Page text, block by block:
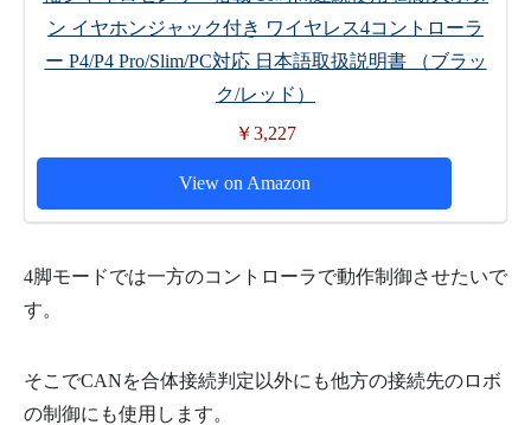
ン イヤホンジャック付き ワイヤレス4コントローラ
ー P4/P4 Pro/Slim/PC対応 日本語取扱説明書 （ブラッ
ク/レッド）
￥3,227
View on Amazon
4脚モードでは一方のコントローラで動作制御させたいで
す。
そこでCANを合体接続判定以外にも他方の接続先のロボ
の制御にも使用します。